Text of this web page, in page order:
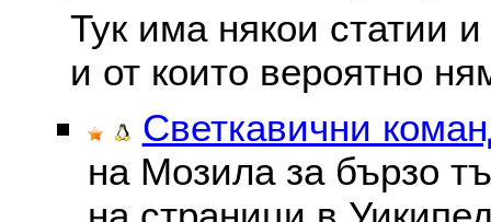
Тук има някои статии
и от които вероятно
Светкавични
на Мозила за бързо